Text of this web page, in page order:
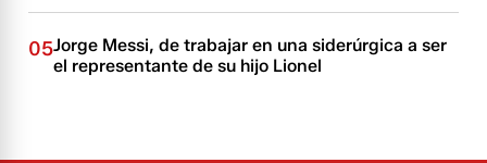
05Jorge Messi, de trabajar en una siderúrgica a ser
el representante de su hijo Lionel